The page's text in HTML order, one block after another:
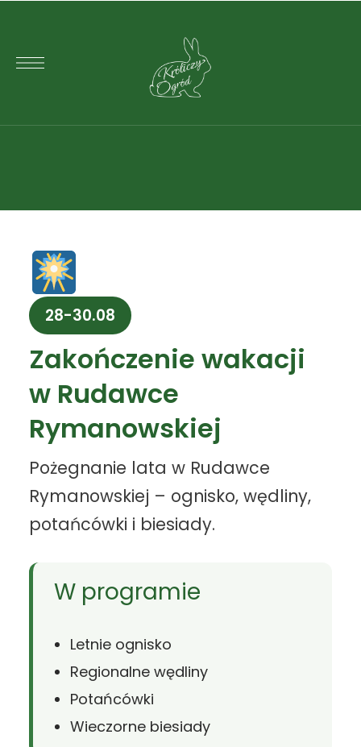
28-30.08
Zakończenie wakacji
w Rudawce
Rymanowskiej
Pożegnanie lata w Rudawce
Rymanowskiej – ognisko, wędliny,
potańcówki i biesiady.
W programie
Letnie ognisko
Regionalne wędliny
Potańcówki
Wieczorne biesiady